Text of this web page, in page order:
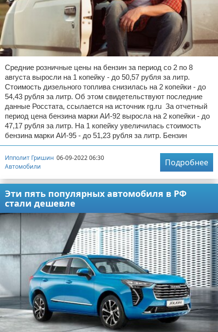
Средние розничные цены на бензин за период со 2 по 8
августа выросли на 1 копейку - до 50,57 рубля за литр.
Стоимость дизельного топлива снизилась на 2 копейки - до
54,43 рубля за литр. Об этом свидетельствуют последние
данные Росстата, ссылается на источник rg.ru За отчетный
период цена бензина марки АИ-92 выросла на 2 копейки - до
47,17 рубля за литр. На 1 копейку увеличилась стоимость
бензина марки АИ-95 - до 51,23 рубля за литр. Бензин
Ипполит Гришин 06-09-2022 06:30
Автомобили
Подробнее
Эти пять популярных автомобиля в РФ
стали дешевле